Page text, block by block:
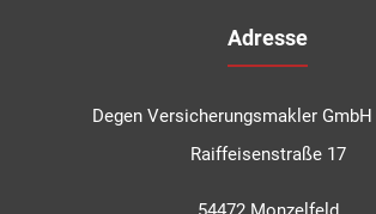
Adresse
Degen Versicherungsmakler GmbH
Raiffeisenstraße 17